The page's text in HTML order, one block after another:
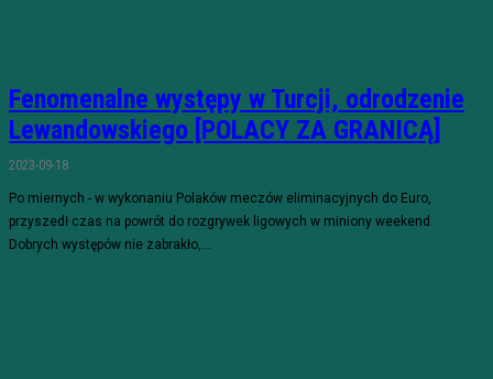
Fenomenalne występy w Turcji, odrodzenie
Lewandowskiego [POLACY ZA GRANICĄ]
2023-09-18
Po miernych - w wykonaniu Polaków meczów eliminacyjnych do Euro,
przyszedł czas na powrót do rozgrywek ligowych w miniony weekend.
Dobrych występów nie zabrakło,...